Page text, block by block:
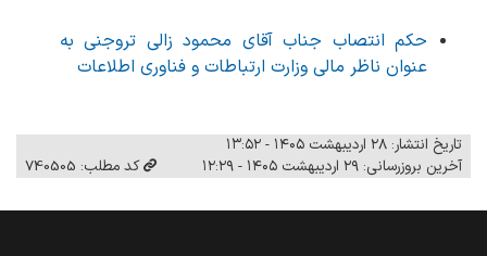
حکم انتصاب جناب آقای محمود زالی تروجنی به
عنوان ناظر مالی وزارت ارتباطات و فناوری اطلاعات
تاریخ انتشار: ۲۸ اردیبهشت ۱۴۰۵ - ۱۳:۵۲
آخرین بروزرسانی: ۲۹ اردیبهشت ۱۴۰۵ - ۱۲:۲۹
کد مطلب: 740505